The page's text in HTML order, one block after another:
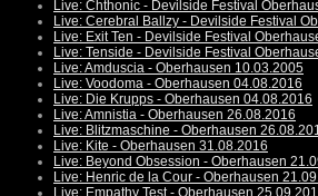
Live: Chthonic - Devilside Festival
Live: Cerebral Ballzy - Devilside Festival
Live: Exit Ten - Devilside Festival
Live: Tenside - Devilside Festival
Live: Amduscia - Oberhausen 10.03.2005
Live: Voodoma - Oberhausen 04.08.2016
Live: Die Krupps - Oberhausen 04.08.2016
Live: Amnistia - Oberhausen 26.08.2016
Live: Blitzmaschine - Oberhausen
Live: Kite - Oberhausen 31.08.2016
Live: Beyond Obsession - Oberhausen
Live: Henric de la Cour - Oberhausen